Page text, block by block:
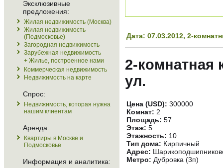
Эксклюзивные
предложения:
Жилая недвижимость (Москва)
Жилая недвижимость
(Подмосковье)
Загородная недвижимость
Зарубежная недвижимость
+ Жилье, построенное нами
Коммерческая недвижимость
Недвижимость на карте
Спрос:
Недвижимость, которая нужна
нашим клиентам
Аренда:
Квартиры в Москве и
Подмосковье
Информация и аналитика:
Дата: 07.03.2012, 2-
2-комнатная
ул.
Цена (USD): 300000
Комнат: 2
Площадь: 57
Этаж: 5
Этажность: 10
Тип дома: Кирпичный
Адрес:
Метро: Дубровка (3п)